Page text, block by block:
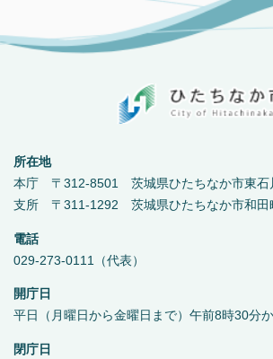
所在地
本庁 〒312-8501 茨城県ひたちなか市東石
支所 〒311-1292 茨城県ひたちなか市和田
電話
029-273-0111（代表）
開庁日
平日（月曜日から金曜日まで）午前8時30分
閉庁日